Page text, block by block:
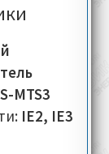
MTS3
IE2, IE3